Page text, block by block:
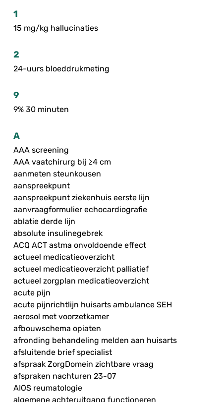
1
15 mg/kg hallucinaties
2
24-uurs bloeddrukmeting
9
9% 30 minuten
A
AAA screening
AAA vaatchirurg bij ≥4 cm
aanmeten steunkousen
aanspreekpunt
aanspreekpunt ziekenhuis eerste lijn
aanvraagformulier echocardiografie
ablatie derde lijn
absolute insulinegebrek
ACQ ACT astma onvoldoende effect
actueel medicatieoverzicht
actueel medicatieoverzicht palliatief
actueel zorgplan medicatieoverzicht
acute pijn
acute pijnrichtlijn huisarts ambulance SEH
aerosol met voorzetkamer
afbouwschema opiaten
afronding behandeling melden aan huisarts
afsluitende brief specialist
afspraak ZorgDomein zichtbare vraag
afspraken nachturen 23-07
AIOS reumatologie
algemene achteruitgang functioneren